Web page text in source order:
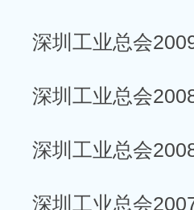
深圳工业总会
深圳工业总会
深圳工业总会
深圳工业总会